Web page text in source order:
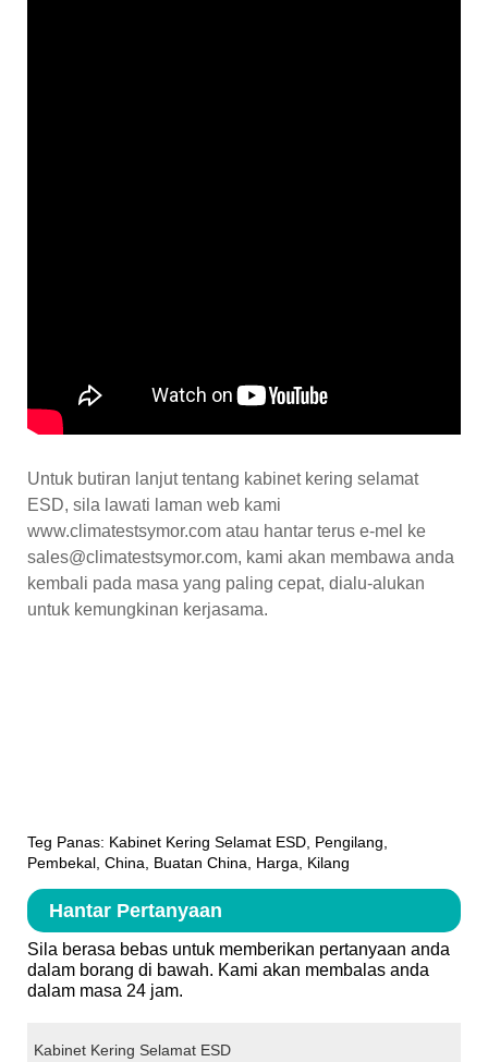
Untuk butiran lanjut tentang kabinet kering selamat
ESD, sila lawati laman web kami
www.climatestsymor.com atau hantar terus e-mel ke
sales@climatestsymor.com, kami akan membawa anda
kembali pada masa yang paling cepat, dialu-alukan
untuk kemungkinan kerjasama.
Teg Panas: Kabinet Kering Selamat ESD, Pengilang,
Pembekal, China, Buatan China, Harga, Kilang
Hantar Pertanyaan
Sila berasa bebas untuk memberikan pertanyaan anda
dalam borang di bawah. Kami akan membalas anda
dalam masa 24 jam.